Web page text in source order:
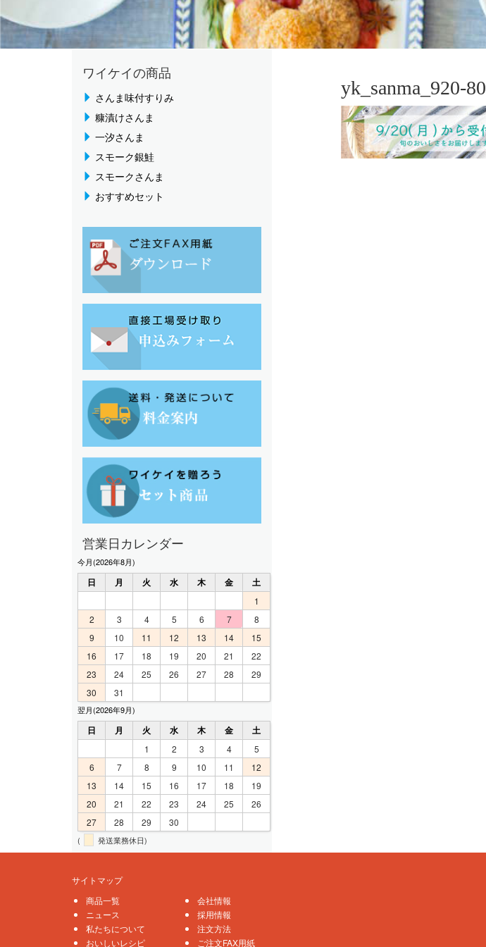
ワイケイの商品
さんま味付すりみ
糠漬けさんま
一汐さんま
スモーク銀鮭
スモークさんま
おすすめセット
営業日カレンダー
今月(2026年8月)
日 月 火 水 木 金 土
1
2
3 4 5 6 7
8
9
10 11 12 13 14
15
16
17 18 19 20 21
22
23
24 25 26 27 28
29
30
31
翌月(2026年9月)
日 月 火 水 木 金 土
1 2 3 4
5
6
7 8 9 10 11
12
13
14 15 16 17 18
19
20
21 22 23 24 25
26
27
28 29 30
( 発送業務休日)
yk_sanma_920-80
サイトマップ
商品一覧
ニュース
私たちについて
おいしいレシピ
会社情報
採用情報
注文方法
ご注文FAX用紙